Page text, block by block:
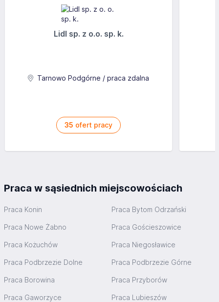
Lidl sp. z o.o. sp. k.
Tarnowo Podgórne / praca zdalna
35 ofert pracy
Praca w sąsiednich miejscowościach
Praca Konin Praca Bytom Odrzański
Praca Nowe Żabno Praca Gościeszowice
Praca Kożuchów Praca Niegosławice
Praca Podbrzezie Dolne Praca Podbrzezie Górne
Praca Borowina Praca Przyborów
Praca Gaworzyce Praca Lubieszów